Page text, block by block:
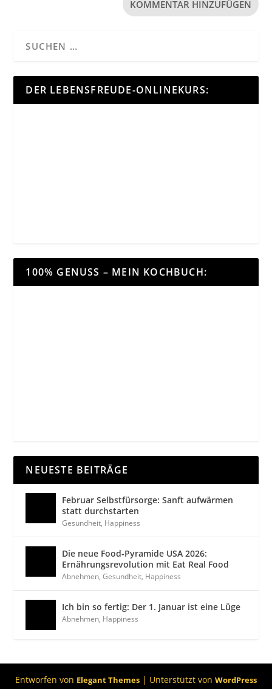
DER LEBENSFREUDE-ONLINEKURS:
100% GENUSS – MEIN KOCHBUCH:
NEUESTE BEITRÄGE
Februar Selbstfürsorge: Sanft aufwärmen
statt durchstarten
Gesundheit, Happiness
Die neue Food-Pyramide USA 2026:
Ernährungsrevolution mit Eat Real Food
Abnehmen,Gesundheit, Happiness
Ich bin so fertig: Der 1. Januar ist eine Lüge
Abnehmen, Happiness
Entworfen von Elegant Themes | Unterstützt von WordPress